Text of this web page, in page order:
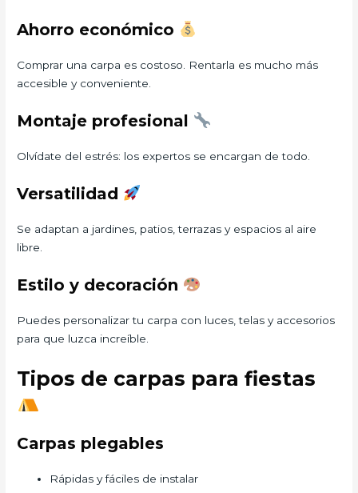
Ahorro económico
Comprar una carpa es costoso. Rentarla es mucho más
accesible y conveniente.
Montaje profesional
Olvídate del estrés: los expertos se encargan de todo.
Versatilidad
Se adaptan a jardines, patios, terrazas y espacios al aire
libre.
Estilo y decoración
Puedes personalizar tu carpa con luces, telas y accesorios
para que luzca increíble.
Tipos de carpas para fiestas
Carpas plegables
Rápidas y fáciles de instalar